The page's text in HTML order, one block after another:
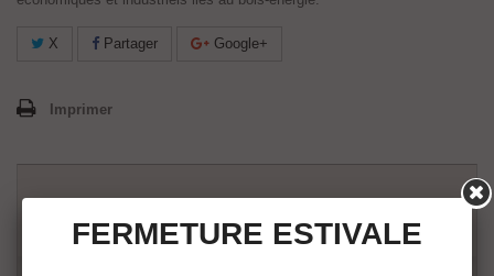
X Partager Google+
Imprimer
25,00 €
FERMETURE ESTIVALE